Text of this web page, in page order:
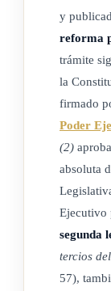
y
reforma
trámite
la
firmado
Poder
(2)
absoluta
Ejecutivo
segunda
tercios
57),